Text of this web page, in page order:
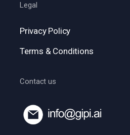
Legal
Privacy Policy
Terms & Conditions
Contact us